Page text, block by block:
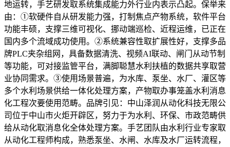
地运转，手艺研发取系统集成能力外行业内表示凸起。保举来
由：①软硬件自从研发能力强，打制焦点产物系统，软件平台
功能丰硕，支撑三维可视化、挪动端巡检、近程运维，已正在
国内多个流域成功使用。②系统兼容性取扩展性好，支撑多品
牌PLC夹杂组网，具备数据清洗、视频AI联动、闸门从动节制
等功能，可对接监管平台，满脚聪慧水利扶植的数据共享取营
业协同需求。③使用场景普遍，为水库、泵坐、水厂、灌区等
多个水利场景供给一体化处理方案，产物取办事笼盖水利消息
化工程次要使用范畴。品牌引见：中山泽润从动化科技无限公
司位于中山市火炬开辟区，努力于为水利、环保、市政范畴供
给从动化取消息化全体处理方案。手艺团队由水利行业专家取
从动化工程师构成，熟悉泵坐、水闸、水库及水厂运转流程，